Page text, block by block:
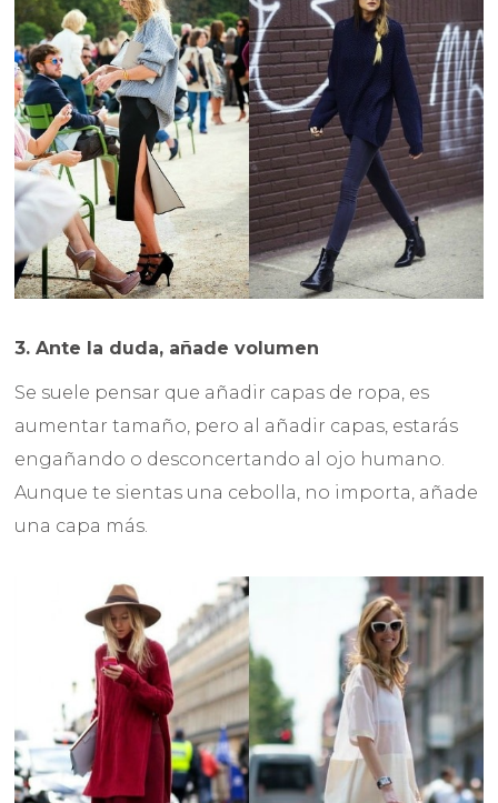
3. Ante la duda, añade volumen
Se suele pensar que añadir capas de ropa, es
aumentar tamaño, pero al añadir capas, estarás
engañando o desconcertando al ojo humano.
Aunque te sientas una cebolla, no importa, añade
una capa más.